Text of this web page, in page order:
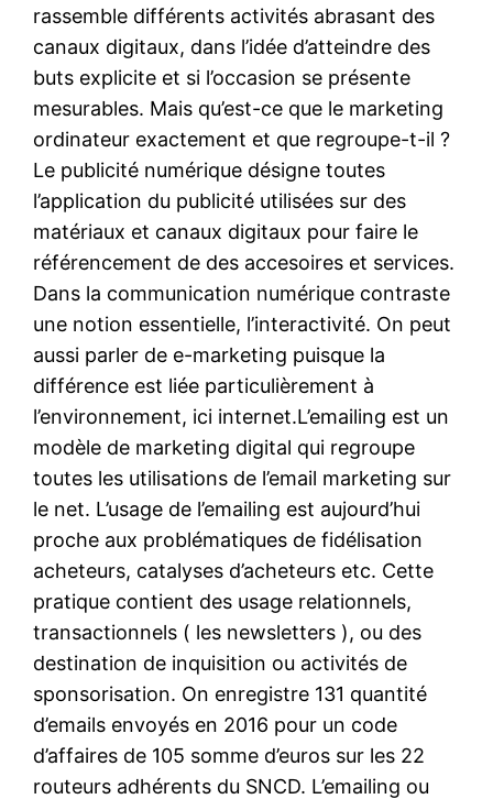
rassemble différents activités abrasant des
canaux digitaux, dans l’idée d’atteindre des
buts explicite et si l’occasion se présente
mesurables. Mais qu’est-ce que le marketing
ordinateur exactement et que regroupe-t-il ?
Le publicité numérique désigne toutes
l’application du publicité utilisées sur des
matériaux et canaux digitaux pour faire le
référencement de des accesoires et services.
Dans la communication numérique contraste
une notion essentielle, l’interactivité. On peut
aussi parler de e-marketing puisque la
différence est liée particulièrement à
l’environnement, ici internet.L’emailing est un
modèle de marketing digital qui regroupe
toutes les utilisations de l’email marketing sur
le net. L’usage de l’emailing est aujourd’hui
proche aux problématiques de fidélisation
acheteurs, catalyses d’acheteurs etc. Cette
pratique contient des usage relationnels,
transactionnels ( les newsletters ), ou des
destination de inquisition ou activités de
sponsorisation. On enregistre 131 quantité
d’emails envoyés en 2016 pour un code
d’affaires de 105 somme d’euros sur les 22
routeurs adhérents du SNCD. L’emailing ou